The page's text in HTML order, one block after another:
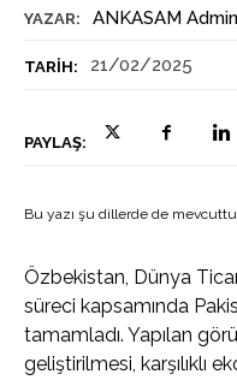
YAZAR: ANKASAM Admin
TARIH: 21/02/2025
PAYLAŞ:
Bu yazı şu dillerde de
Özbekistan, Dünya
süreci kapsamında
tamamladı. Yapılan
geliştirilmesi, karşılıklı